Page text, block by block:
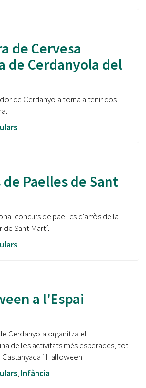
de Cervesa
de Cerdanyola del
de Cerdanyola torna a tenir dos
Paelles de Sant
concurs de paelles d'arròs de la
de Sant Martí.
a l'Espai
Cerdanyola organitza el
de les activitats més esperades, tot
i Halloween
, Infància